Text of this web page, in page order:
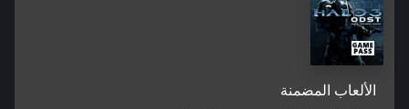
الألعاب المضمنة